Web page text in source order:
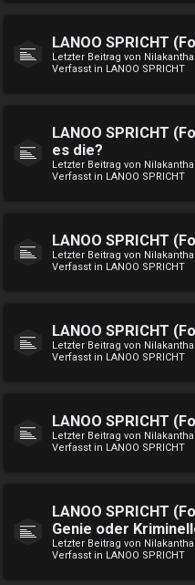
LANOO SPRICHT
Letzter Beitrag von
Verfasst in LANOO SPRICHT
LANOO SPRICHT
es die?
Letzter Beitrag von
Verfasst in LANOO SPRICHT
LANOO SPRICHT
Letzter Beitrag von
Verfasst in LANOO SPRICHT
LANOO SPRICHT
Letzter Beitrag von
Verfasst in LANOO SPRICHT
LANOO SPRICHT
Letzter Beitrag von
Verfasst in LANOO SPRICHT
LANOO SPRICHT
Genie oder
Letzter Beitrag von
Verfasst in LANOO SPRICHT